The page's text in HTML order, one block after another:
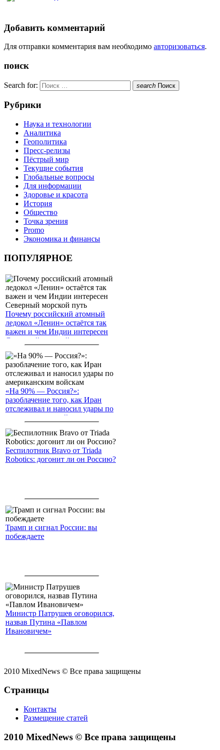
Добавить комментарий
Для отправки комментария вам необходимо авторизоваться.
поиск
Search for: search Поиск
Рубрики
Наука и технологии
Аналитика
Геополитика
Пресс-релизы
Пёстрый мир
Текущие события
Глобальные вопросы
Для информации
Здоровье и красота
История
Общество
Точка зрения
Promo
Экономика и финансы
ПОПУЛЯРНОЕ
Почему российский атомный
ледокол «Ленин» остаётся так
важен и чем Индии интересен
Северный морской путь
«На 90% — Россия?»:
разоблачение того, как Иран
отслеживал и наносил удары по
американским войскам
Беспилотник Bravo от Triada
Robotics: догонит ли он Россию?
Трамп и сигнал России: вы
побеждаете
Министр Патрушев оговорился,
назвав Путина «Павлом
Ивановичем»
2010 MixedNews © Все права защищены
Страницы
Контакты
Размещение статей
2010 MixedNews © Все права защищены